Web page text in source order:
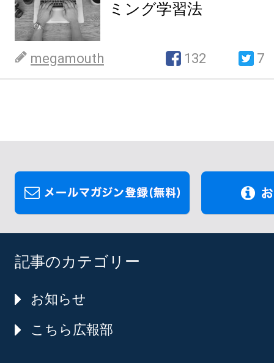
ミング学習法
megamouth 132 7
記事のカテゴリー
お知らせ
こちら広報部